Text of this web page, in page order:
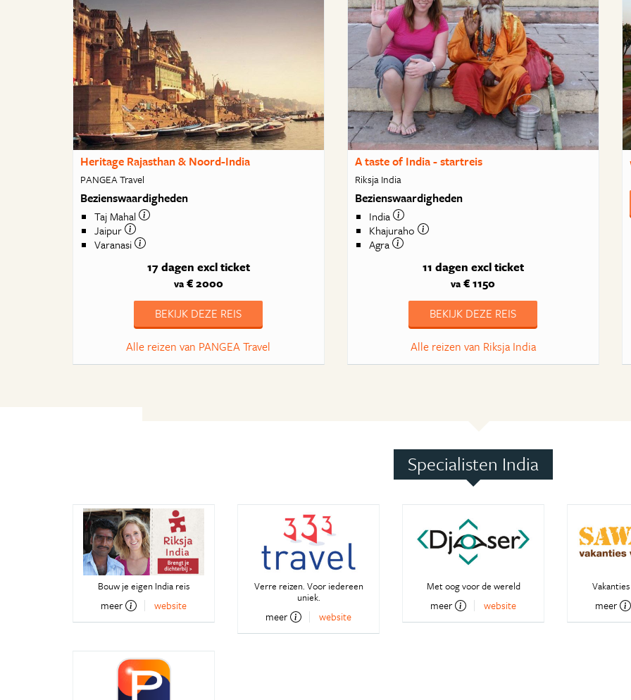
Heritage Rajasthan & Noord-India
PANGEA Travel
Bezienswaardigheden
Taj Mahal
Jaipur
Varanasi
17 dagen excl ticket
va€ 2000
BEKIJK DEZE REIS
Alle reizen van PANGEA Travel
A taste of India - startreis
Riksja India
Bezienswaardigheden
India
Khajuraho
Agra
11 dagen excl ticket
va € 1150
BEKIJK DEZE REIS
Alle reizen van Riksja India
Specialisten India
Bouw je eigen India reis
meer website
Verre reizen. Voor iedereen
uniek.
meer website
Met oog voor de wereld
meer website meer